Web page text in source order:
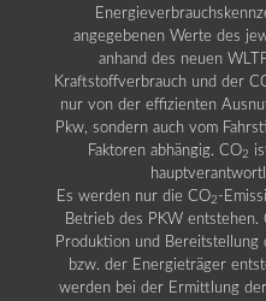
angegebenen Werte des
anhand des neuen
Kraftstoffverbrauch und der
nur von der effizienten
Pkw, sondern auch vom
Faktoren abhängig. CO2
Es werden nur die CO2 -
Betrieb des PKW entstehen.
Produktion und
bzw. der Energieträger
werden bei der Ermittlung